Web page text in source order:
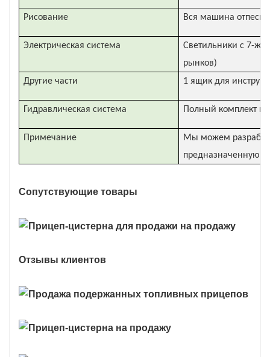
Рисование Вся машина
Электрическая система
Светильники с 7-
рынков)
Другие части
1 ящик для
Гидравлическая система Полный комплект
Примечание
Мы можем
предназначенную
Сопутствующие товары
Отзывы клиентов